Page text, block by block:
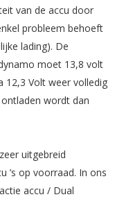
van de accu door
probleem behoeft
lading). De
moet 13,8 volt
12,3 Volt weer volledig
wordt dan
uitgebreid
’s op voorraad. In ons
accu / Dual